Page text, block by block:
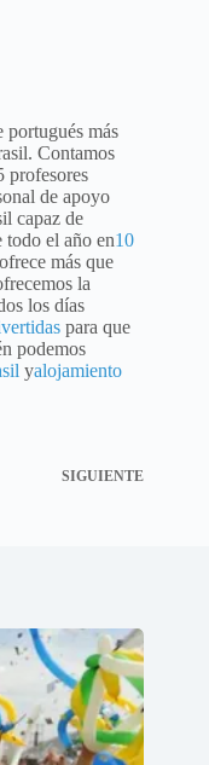
portugués más
Contamos
profesores
de apoyo
capaz de
todo el año en10
más que
la
los días
para que
podemos
yalojamiento
SIGUIENTE